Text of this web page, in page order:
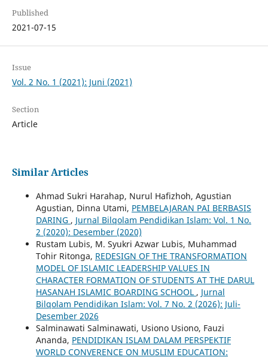
Published
2021-07-15
Issue
Vol. 2 No. 1 (2021): Juni (2021)
Section
Article
Similar Articles
Ahmad Sukri Harahap, Nurul Hafizhoh, Agustian
Agustian, Dinna Utami, PEMBELAJARAN PAI BERBASIS
DARING , Jurnal Bilqolam Pendidikan Islam: Vol. 1 No.
2 (2020): Desember (2020)
Rustam Lubis, M. Syukri Azwar Lubis, Muhammad
Tohir Ritonga, REDESIGN OF THE TRANSFORMATION
MODEL OF ISLAMIC LEADERSHIP VALUES IN
CHARACTER FORMATION OF STUDENTS AT THE DARUL
HASANAH ISLAMIC BOARDING SCHOOL , Jurnal
Bilqolam Pendidikan Islam: Vol. 7 No. 2 (2026): Juli-
Desember 2026
Salminawati Salminawati, Usiono Usiono, Fauzi
Ananda, PENDIDIKAN ISLAM DALAM PERSPEKTIF
WORLD CONVERENCE ON MUSLIM EDUCATION: